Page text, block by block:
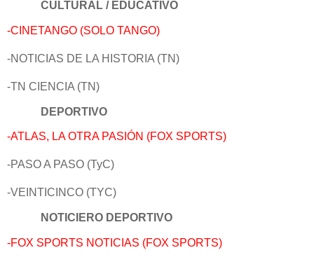
CULTURAL / EDUCATIVO
-CINETANGO (SOLO TANGO)
-NOTICIAS DE LA HISTORIA (TN)
-TN CIENCIA (TN)
DEPORTIVO
-ATLAS, LA OTRA PASIÓN (FOX SPORTS)
-PASO A PASO (TyC)
-VEINTICINCO (TYC)
NOTICIERO DEPORTIVO
-FOX SPORTS NOTICIAS (FOX SPORTS)